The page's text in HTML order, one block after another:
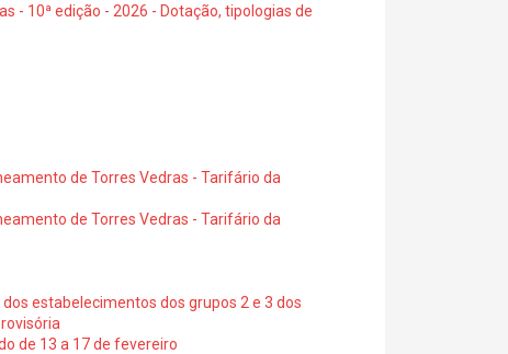
- 10ª edição - 2026 - Dotação, tipologias de
de Torres Vedras - Tarifário da
de Torres Vedras - Tarifário da
estabelecimentos dos grupos 2 e 3 dos
de 13 a 17 de fevereiro